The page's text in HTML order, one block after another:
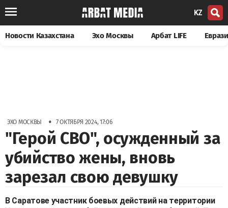
KZ
Новости Казахстана Эхо Москвы Арбат LIFE
ЭХО МОСКВЫ • 7 ОКТЯБРЯ 2024, 17:06
"Герой СВО", осужденный за
убийство жены, вновь
зарезал свою девушку
В Саратове участник боевых действий на территории